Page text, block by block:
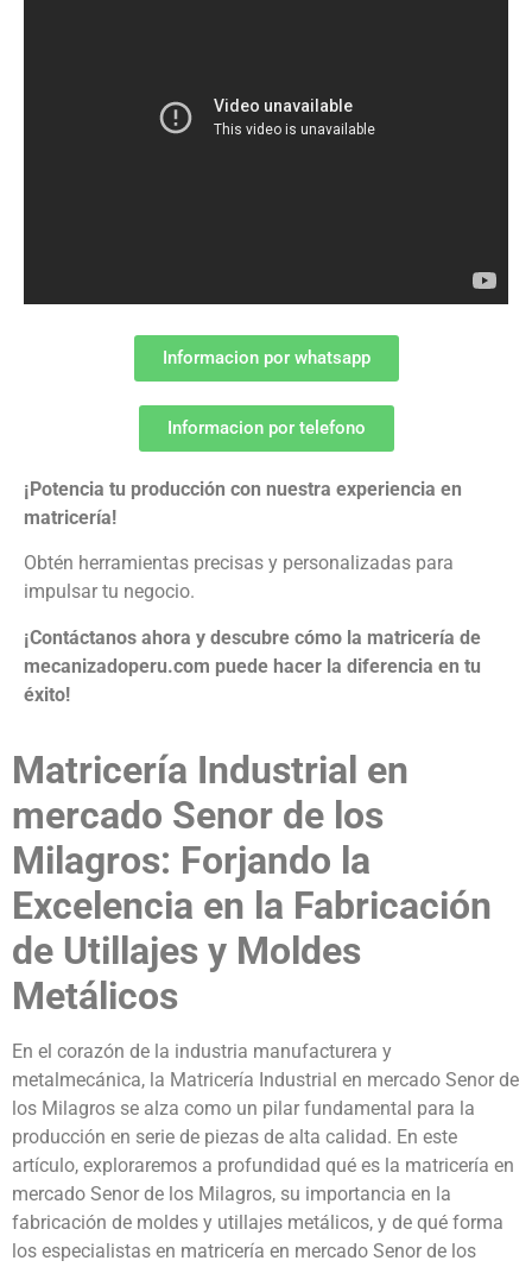
Informacion por whatsapp
Informacion por telefono
¡Potencia tu producción con nuestra experiencia en
matricería!
Obtén herramientas precisas y personalizadas para
impulsar tu negocio.
¡Contáctanos ahora y descubre cómo la matricería de
mecanizadoperu.com puede hacer la diferencia en tu
éxito!
Matricería Industrial en
mercado Senor de los
Milagros: Forjando la
Excelencia en la Fabricación
de Utillajes y Moldes
Metálicos
En el corazón de la industria manufacturera y
metalmecánica, la Matricería Industrial en mercado Senor de
los Milagros se alza como un pilar fundamental para la
producción en serie de piezas de alta calidad. En este
artículo, exploraremos a profundidad qué es la matricería en
mercado Senor de los Milagros, su importancia en la
fabricación de moldes y utillajes metálicos, y de qué forma
los especialistas en matricería en mercado Senor de los